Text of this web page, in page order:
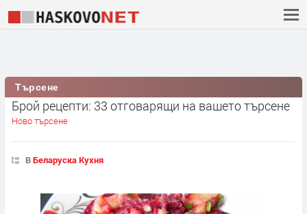
Търсене
Брой рецепти: 33 отговарящи на вашето търсене
Ново търсене
ВБеларуска Кухня